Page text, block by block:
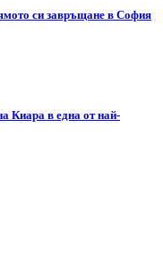
си завръщане в София
Киара в една от най-